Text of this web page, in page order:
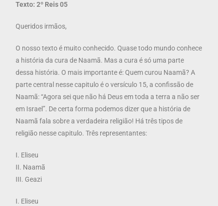
Texto: 2º Reis 05
Queridos irmãos,
O nosso texto é muito conhecido. Quase todo mundo conhece
a história da cura de Naamã. Mas a cura é só uma parte
dessa história. O mais importante é: Quem curou Naamã? A
parte central nesse capitulo é o versículo 15, a confissão de
Naamã: “Agora sei que não há Deus em toda a terra a não ser
em Israel”. De certa forma podemos dizer que a história de
Naamã fala sobre a verdadeira religião! Há três tipos de
religião nesse capitulo. Três representantes:
I. Eliseu
II. Naamã
III. Geazi
I. Eliseu